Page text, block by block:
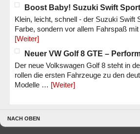
Boost Baby! Suzuki Swift
Klein, leicht, schnell - der Suzuki Swift
Farbe, sondern vor allem Fahrspaß
[Weiter]
Neuer VW Golf 8 GTE –
Der neue Volkswagen Golf 8 steht in
rollen die ersten Fahrzeuge zu den
Modelle … [Weiter]
NACH OBEN